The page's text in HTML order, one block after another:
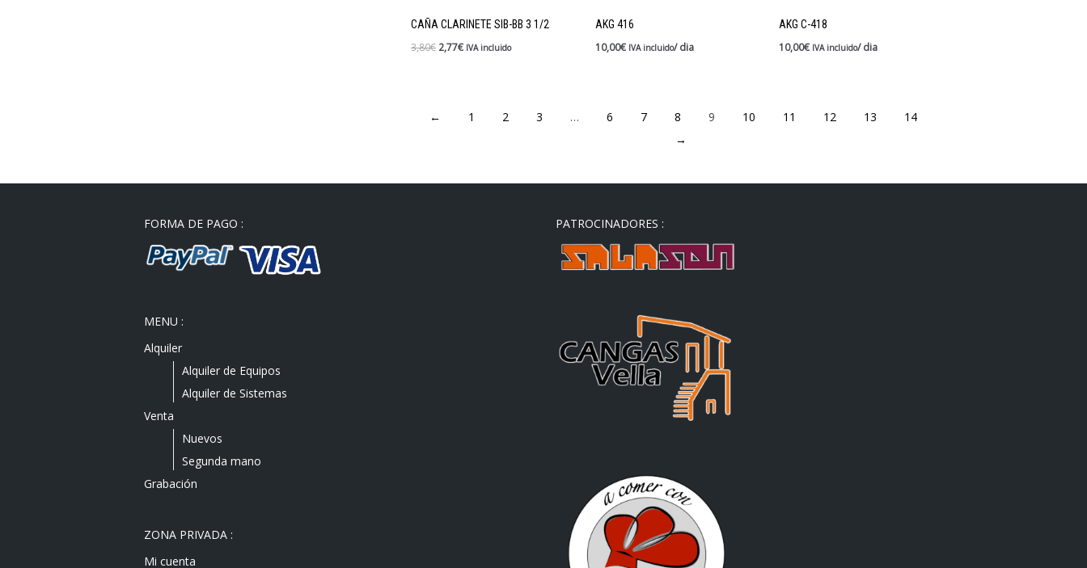
CAÑA CLARINETE SIB-BB 3 1/2
3,80€ 2,77€ IVA incluido
AKG 416
10,00€ IVA incluido/ dia
AKG C-418
10,00€ IVA incluido/ dia
← 1 2 3 … 6 7 8 9 10 11 12 13
14
→
FORMA DE PAGO :
MENU :
Alquiler
Alquiler de Equipos
Alquiler de Sistemas
Venta
Nuevos
Segunda mano
Grabación
ZONA PRIVADA :
Mi cuenta
PATROCINADORES :